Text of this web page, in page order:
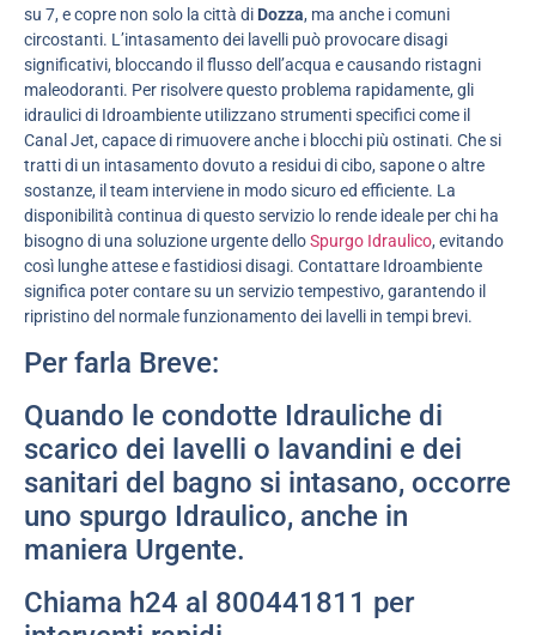
su 7, e copre non solo la città di Dozza, ma anche i comuni
circostanti. L’intasamento dei lavelli può provocare disagi
significativi, bloccando il flusso dell’acqua e causando ristagni
maleodoranti. Per risolvere questo problema rapidamente, gli
idraulici di Idroambiente utilizzano strumenti specifici come il
Canal Jet, capace di rimuovere anche i blocchi più ostinati. Che si
tratti di un intasamento dovuto a residui di cibo, sapone o altre
sostanze, il team interviene in modo sicuro ed efficiente. La
disponibilità continua di questo servizio lo rende ideale per chi ha
bisogno di una soluzione urgente delloSpurgo Idraulico, evitando
così lunghe attese e fastidiosi disagi. Contattare Idroambiente
significa poter contare su un servizio tempestivo, garantendo il
ripristino del normale funzionamento dei lavelli in tempi brevi.
Per farla Breve:
Quando le condotte Idrauliche di
scarico dei lavelli o lavandini e dei
sanitari del bagno si intasano, occorre
uno spurgo Idraulico, anche in
maniera Urgente.
Chiama h24 al 800441811 per